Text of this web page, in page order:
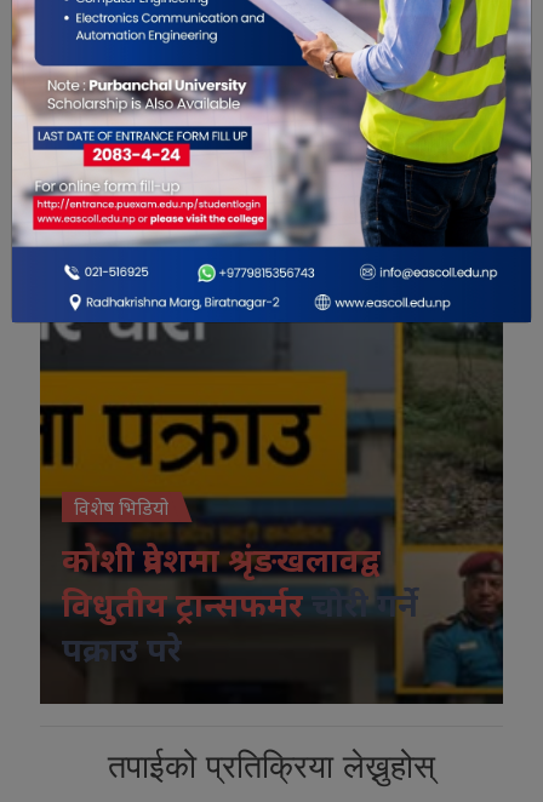
विशेष भिडियो
विशेष भिडियो
कोशी प्रदेशमा श्रृंङखलावद्व
विधुतीय ट्रान्सफर्मर
चोरी गर्ने
पक्राउ परे
तपाईको प्रतिक्रिया लेख्नुहोस्